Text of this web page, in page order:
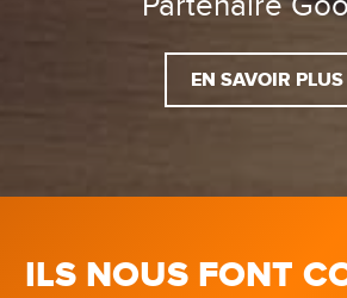
EN SAVOIR PLUS
ILS NOUS FONT